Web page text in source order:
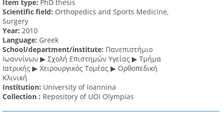
Item type: PhD thesis
Scientific field: Orthopedics and Sports Medicine,
Surgery
Υear: 2010
Language: Greek
School/department/institute: Πανεπιστήμιο
Ιωαννίνων ▶ Σχολή Επιστημών Υγείας ▶ Τμήμα
Ιατρικής ▶ Χειρουργικός Τομέας ▶ Ορθοπεδική
Κλινική
Institution: University of Ioannina
Collection : Repository of UOI Olympias